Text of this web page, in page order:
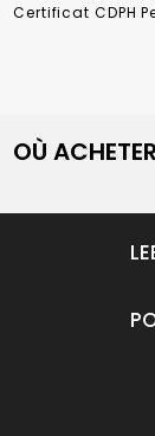
Certificat CDPH
OÙ ACHETER